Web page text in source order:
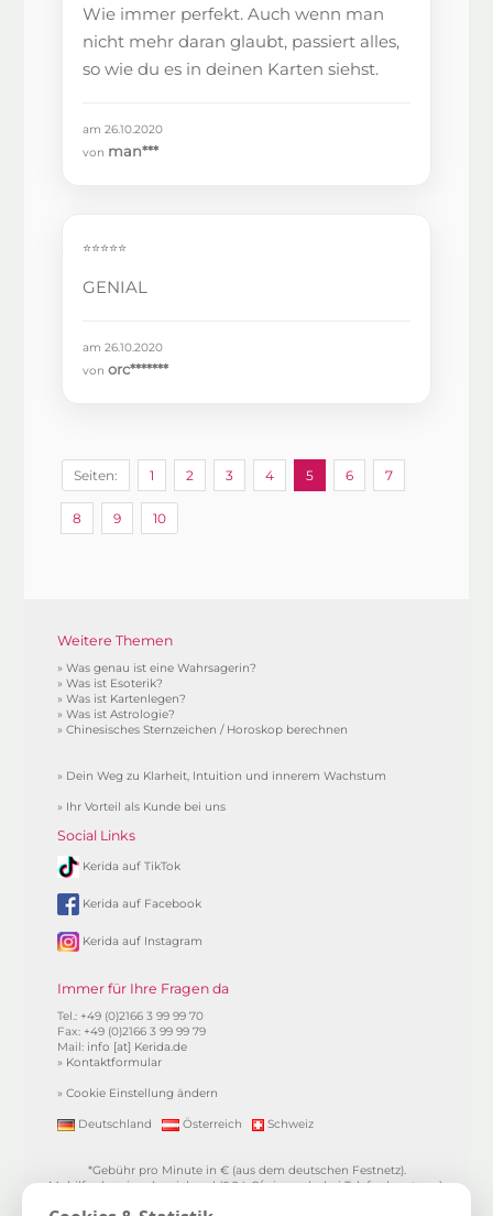
Wie immer perfekt. Auch wenn man
nicht mehr daran glaubt, passiert alles,
so wie du es in deinen Karten siehst.
am 26.10.2020
von man***
⭐⭐⭐⭐⭐
GENIAL
am 26.10.2020
vonorc*******
Seiten: 1 2 3 4 5 6 7
8 9 10
Weitere Themen
»Was genau ist eine Wahrsagerin?
»Was ist Esoterik?
»Was ist Kartenlegen?
»Was ist Astrologie?
»Chinesisches Sternzeichen / Horoskop berechnen
» Dein Weg zu Klarheit, Intuition und innerem Wachstum
» Ihr Vorteil als Kunde bei uns
Social Links
Kerida auf TikTok
Kerida auf Facebook
Kerida auf Instagram
Immer für Ihre Fragen da
Tel.: +49 (0)2166 3 99 99 70
Fax: +49 (0)2166 3 99 99 79
Mail: info [at] Kerida.de
» Kontaktformular
»Cookie Einstellung ändern
Deutschland Österreich Schweiz
*Gebühr pro Minute in € (aus dem deutschen Festnetz).
Mobilfunkpreise abweichend (0,24 €/min. mehr bei Telefonberatung).